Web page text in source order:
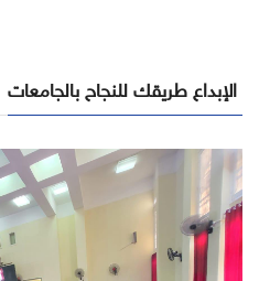
الإبداع طريقك للنجاح بالجامعات